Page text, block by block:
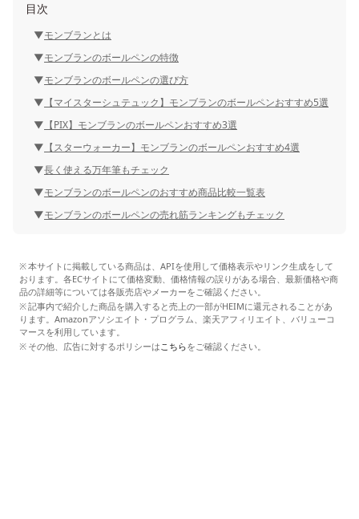
目次
モンブランとは
モンブランのボールペンの特徴
モンブランのボールペンの選び方
【マイスターシュテュック】モンブランのボールペンおすすめ5選
【PIX】モンブランのボールペンおすすめ3選
【スターウォーカー】モンブランのボールペンおすすめ4選
長く使える万年筆もチェック
モンブランのボールペンのおすすめ商品比較一覧表
モンブランのボールペンの売れ筋ランキングもチェック
本サイトに掲載している商品は、APIを使用して価格表示やリンク生成をして
おります。各ECサイトにて価格変動、価格情報の誤りがある場合、最新価格や商
品の詳細等については各販売店やメーカーをご確認ください。
記事内で紹介した商品を購入すると売上の一部がHEIMに還元されることがあ
ります。Amazonアソシエイト・プログラム、楽天アフィリエイト、バリューコ
マースを利用しています。
その他、広告に対するポリシーはこちらをご確認ください。